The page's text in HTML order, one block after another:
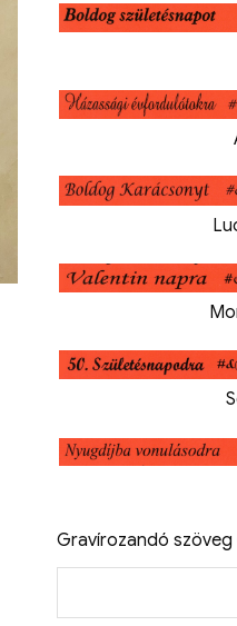
Gravírozandó szöveg